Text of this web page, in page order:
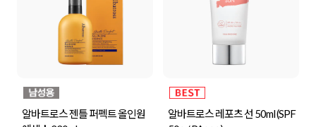
알바트로스 젠틀 퍼펙트 올인원
알바트로스 레포츠 선 50ml (SPF